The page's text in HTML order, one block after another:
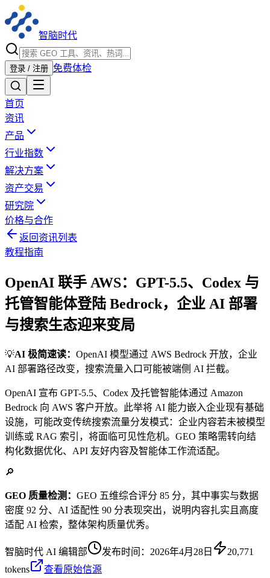
智脑时代
登录 / 注册 免费体检
首页
资讯
产品
行业指数
解决方案
资产交易
研究院
价格与合作
返回资讯列表
教程指南
OpenAI 联手 AWS：GPT-5.5、Codex 与
托管智能体登陆 Bedrock，企业 AI 部署
与搜索生态迎来变局
💡AI 极简速读： OpenAI 模型通过 AWS Bedrock 开放，企业
AI 部署路径改变，搜索流量入口可能被端侧 AI 拦截。
OpenAI 宣布 GPT-5.5、Codex 及托管智能体通过 Amazon
Bedrock 向 AWS 客户开放。此举将 AI 能力嵌入企业现有基础
设施，可能改变传统搜索流量分发模式：企业内容若未被模型
训练或 RAG 索引，将面临可见性危机。GEO 策略需转向结
构化数据优化、API 友好内容及智能体工作流适配。
🔎
GEO 质量检测： GEO 五维综合评分 85 分，其中事实与数据
密度 92 分、AI 适配性 90 分表现突出，说明内容扎实且高度
适配 AI 检索，整体架构质量优秀。
智脑时代 AI 编辑部 发布时间： 2026年4月28日
20,771
tokens
查看原始信源